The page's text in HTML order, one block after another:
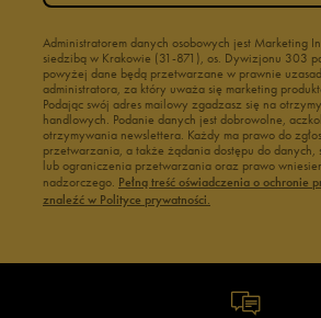
Administratorem danych osobowych jest Marketing
siedzibą w Krakowie (31-871), os. Dywizjonu 303
powyżej dane będą przetwarzane w prawnie
administratora, za który uważa się marketing
Podając swój adres mailowy zgadzasz się na
handlowych. Podanie danych jest dobrowolne,
otrzymywania newslettera. Każdy ma prawo do
przetwarzania, a także żądania dostępu do danych,
lub ograniczenia przetwarzania oraz prawo
nadzorczego. Pełną treść oświadczenia o ochronie
znaleźć w Polityce prywatności.